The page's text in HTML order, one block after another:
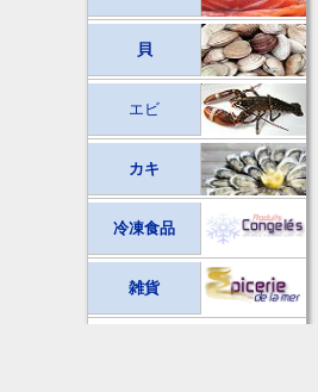
貝
エビ
カキ
冷凍食品
雑貨